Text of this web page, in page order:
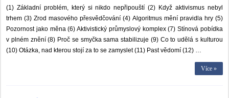
(1) Základní problém, který si nikdo nepřipouští (2) Když aktivismus nebyl
trhem (3) Zrod masového přesvědčování (4) Algoritmus mění pravidla hry (5)
Pozornost jako měna (6) Aktivistický průmyslový komplex (7) Stínová pobídka
v plném znění (8) Proč se smyčka sama stabilizuje (9) Co to udělá s kulturou
(10) Otázka, nad kterou stojí za to se zamyslet (11) Past vědomí (12) …
Více »